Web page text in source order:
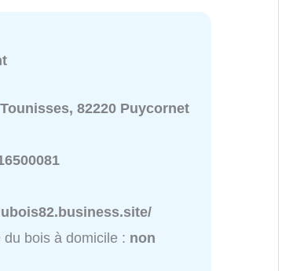
82220 Puycornet
bois à domicile : non